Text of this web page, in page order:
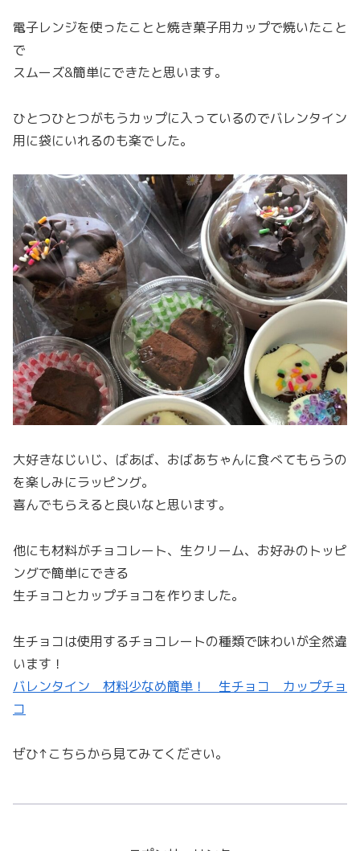
電子レンジを使ったことと焼き菓子用カップで焼いたこと
で
スムーズ&簡単にできたと思います。
ひとつひとつがもうカップに入っているのでバレンタイン
用に袋にいれるのも楽でした。
大好きなじいじ、ばあば、おばあちゃんに食べてもらうの
を楽しみにラッピング。
喜んでもらえると良いなと思います。
他にも材料がチョコレート、生クリーム、お好みのトッピ
ングで簡単にできる
生チョコとカップチョコを作りました。
生チョコは使用するチョコレートの種類で味わいが全然違
います！
バレンタイン 材料少なめ簡単！ 生チョコ カップチョ
コ
ぜひ↑こちらから見てみてください。